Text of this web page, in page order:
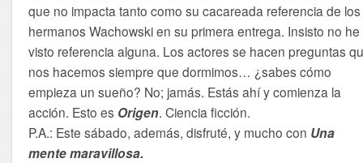
que no impacta tanto como su cacareada referencia de los
hermanos Wachowski en su primera entrega. Insisto no he
visto referencia alguna. Los actores se hacen preguntas
nos hacemos siempre que dormimos… ¿sabes cómo
empieza un sueño? No; jamás. Estás ahí y comienza la
acción. Esto es Origen. Ciencia ficción.
P.A.: Este sábado, además, disfruté, y mucho con Una
mente maravillosa.